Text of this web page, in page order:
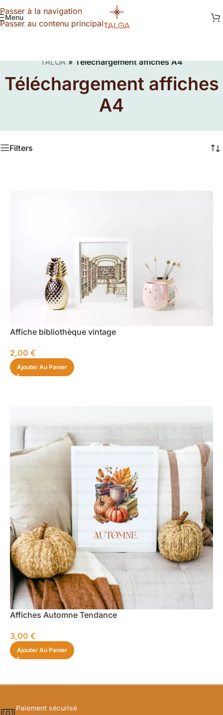
Passer à la navigation
Passer au contenu principal
Menu
TALOA»Téléchargement affiches A4
Téléchargement affiches
A4
Filters
Affiche bibliothèque vintage
2,00 €
Ajouter Au Panier
Affiches Automne Tendance
3,00 €
Ajouter Au Panier
Paiement sécurisé